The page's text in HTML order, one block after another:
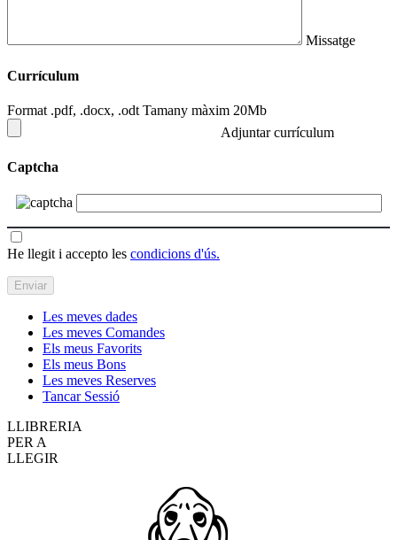
Missatge
Currículum
Format .pdf, .docx, .odt Tamany màxim 20Mb
Adjuntar currículum
Captcha
He llegit i accepto les condicions d'ús.
Les meves dades
Les meves Comandes
Els meus Favorits
Els meus Bons
Les meves Reserves
Tancar Sessió
LLIBRERIA
PER A
LLEGIR